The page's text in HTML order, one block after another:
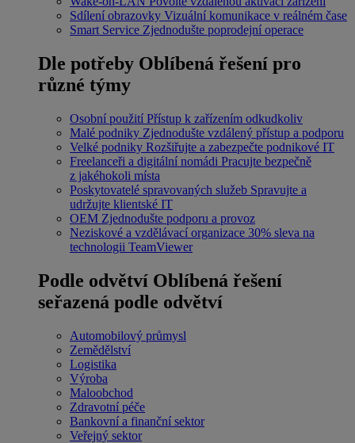
Sdílení obrazovky Vizuální komunikace v reálném čase
Smart Service Zjednodušte poprodejní operace
Dle potřeby Oblíbená řešení pro
různé týmy
Osobní použití Přístup k zařízením odkudkoliv
Malé podniky Zjednodušte vzdálený přístup a podporu
Velké podniky Rozšiřujte a zabezpečte podnikové IT
Freelanceři a digitální nomádi Pracujte bezpečně
z jakéhokoli místa
Poskytovatelé spravovaných služeb Spravujte a
udržujte klientské IT
OEM Zjednodušte podporu a provoz
Neziskové a vzdělávací organizace 30% sleva na
technologii TeamViewer
Podle odvětví Oblíbená řešení
seřazená podle odvětví
Automobilový průmysl
Zemědělství
Logistika
Výroba
Maloobchod
Zdravotní péče
Bankovní a finanční sektor
Veřejný sektor